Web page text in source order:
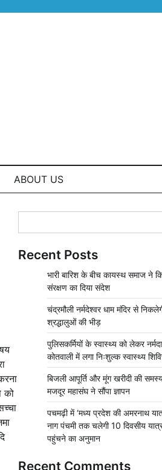
ABOUT US
को
Recent Posts
भारी बारिश के बीच कायस्थ समाज ने
संरक्षण का दिया संदेश
चंद्रमौली नर्मदेश्वर धाम मंदिर से
श्रद्धालुओं की भीड़
पुलिसकर्मियों के स्वास्थ्य को लेकर
कोतवाली में लगा निःशुल्क स्वास्थ्य
बिजली आपूर्ति और मूंग खरीदी की
मजदूर महासंघ ने सौंपा ज्ञापन
पचमढ़ी में ‘मध्य प्रदेश की अमरनाथ
नाग पंचमी तक चलेगी 10 दिवसीय
पहुंचने का अनुमान
Recent Comments